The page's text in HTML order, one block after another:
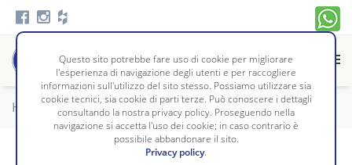
Home / Tavola e Cucina / PREPARAZIONE
Questo sito potrebbe fare uso di cookie per migliorare
l'esperienza di navigazione degli utenti e per raccogliere
informazioni sull'utilizzo del sito stesso. Possiamo utilizzare sia
cookie tecnici, sia cookie di parti terze. Può conoscere i dettagli
consultando la nostra privacy policy. Proseguendo nella
navigazione si accetta l'uso dei cookie; in caso contrario è
possibile abbandonare il sito.
Privacy policy.